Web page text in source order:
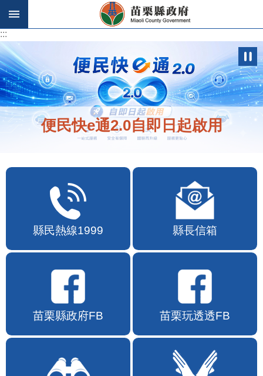
跳到主要內容區塊
:::
:::
歡迎在地店家加入苗栗幣合作行列
縣民熱線1999 縣長信箱
苗栗縣政府FB 苗栗玩透透FB